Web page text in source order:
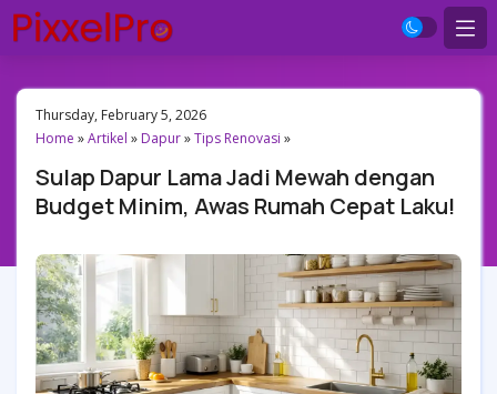
Thursday, February 5, 2026
Home »Artikel » Dapur»Tips Renovasi »
Sulap Dapur Lama Jadi Mewah dengan
Budget Minim, Awas Rumah Cepat Laku!